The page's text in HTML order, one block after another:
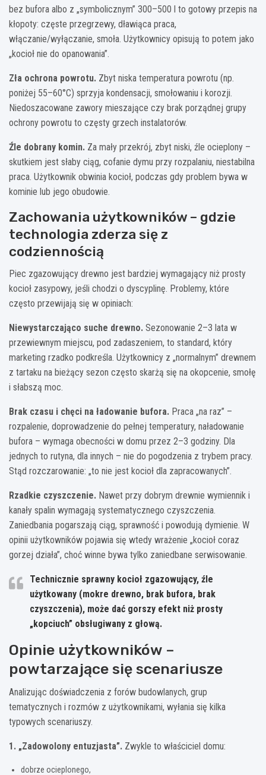
bez bufora albo z „symbolicznym” 300–500 l to gotowy przepis na
kłopoty: częste przegrzewy, dławiąca praca,
włączanie/wyłączanie, smoła. Użytkownicy opisują to potem jako
„kocioł nie do opanowania”.
Zła ochrona powrotu. Zbyt niska temperatura powrotu (np.
poniżej 55–60°C) sprzyja kondensacji, smołowaniu i korozji.
Niedoszacowane zawory mieszające czy brak porządnej grupy
ochrony powrotu to częsty grzech instalatorów.
Źle dobrany komin. Za mały przekrój, zbyt niski, źle ocieplony –
skutkiem jest słaby ciąg, cofanie dymu przy rozpalaniu, niestabilna
praca. Użytkownik obwinia kocioł, podczas gdy problem bywa w
kominie lub jego obudowie.
Zachowania użytkowników – gdzie
technologia zderza się z
codziennością
Piec zgazowujący drewno jest bardziej wymagający niż prosty
kocioł zasypowy, jeśli chodzi o dyscyplinę. Problemy, które
często przewijają się w opiniach:
Niewystarczająco suche drewno. Sezonowanie 2–3 lata w
przewiewnym miejscu, pod zadaszeniem, to standard, który
marketing rzadko podkreśla. Użytkownicy z „normalnym” drewnem
z tartaku na bieżący sezon często skarżą się na okopcenie, smołę
i słabszą moc.
Brak czasu i chęci na ładowanie bufora. Praca „na raz” –
rozpalenie, doprowadzenie do pełnej temperatury, naładowanie
bufora – wymaga obecności w domu przez 2–3 godziny. Dla
jednych to rutyna, dla innych – nie do pogodzenia z trybem pracy.
Stąd rozczarowanie: „to nie jest kocioł dla zapracowanych”.
Rzadkie czyszczenie. Nawet przy dobrym drewnie wymiennik i
kanały spalin wymagają systematycznego czyszczenia.
Zaniedbania pogarszają ciąg, sprawność i powodują dymienie. W
opinii użytkowników pojawia się wtedy wrażenie „kocioł coraz
gorzej działa”, choć winne bywa tylko zaniedbane serwisowanie.
Technicznie sprawny kocioł zgazowujący, źle
użytkowany (mokre drewno, brak bufora, brak
czyszczenia), może dać gorszy efekt niż prosty
„kopciuch” obsługiwany z głową.
Opinie użytkowników –
powtarzające się scenariusze
Analizując doświadczenia z forów budowlanych, grup
tematycznych i rozmów z użytkownikami, wyłania się kilka
typowych scenariuszy.
1. „Zadowolony entuzjasta”. Zwykle to właściciel domu:
dobrze ocieplonego,